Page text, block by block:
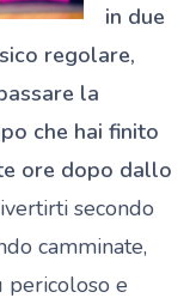
in due
regolare,
la
che hai finito
ore dopo dallo
secondo
camminate,
pericoloso e